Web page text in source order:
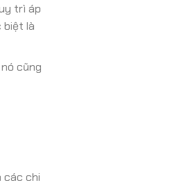
trì áp
biệt là
cũng
các chi